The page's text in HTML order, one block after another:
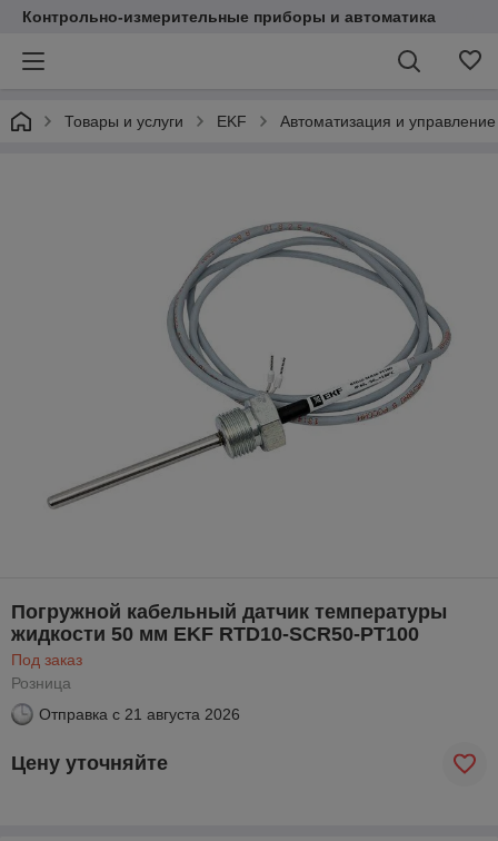
Контрольно-измерительные приборы и автоматика
Товары и услуги EKF Автоматизация и
Погружной кабельный датчик температуры
жидкости 50 мм EKF RTD10-SCR50-PT100
Под заказ
Розница
Отправка с 21 августа 2026
Цену уточняйте